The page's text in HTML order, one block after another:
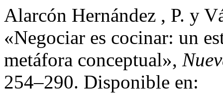
Alarcón Hernández , P. y
«Negociar es cocinar: un
metáfora conceptual»,
254–290. Disponible en: